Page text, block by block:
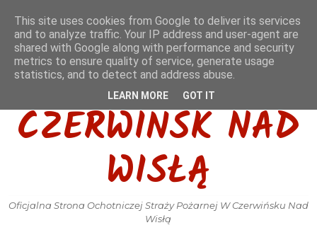
OSP KSRG
CZERWIŃSK NAD
WISŁĄ
Oficjalna Strona Ochotniczej Straży Pożarnej W Czerwińsku Nad
Wisłą
This site uses cookies from Google to deliver its services
and to analyze traffic. Your IP address and user-agent are
shared with Google along with performance and security
metrics to ensure quality of service, generate usage
statistics, and to detect and address abuse.
LEARN MORE GOT IT